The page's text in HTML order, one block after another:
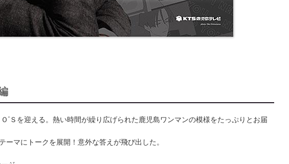
’Ｓを迎える。熱い時間が繰り広げられた鹿児島ワンマンの模様をたっぷりとお届
ーマにトークを展開！意外な答えが飛び出した。